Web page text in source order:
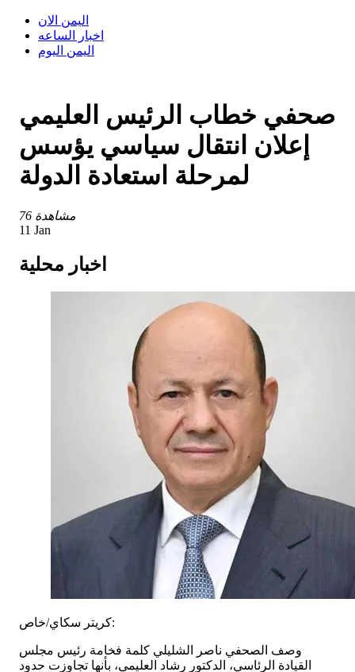
اليمن الان
اخبار الساعه
اليمن اليوم
صحفي خطاب الرئيس العليمي
إعلان انتقال سياسي يؤسس
لمرحلة استعادة الدولة
76 مشاهدة
11 Jan
اخبار محلية
كريتر سكاي/خاص:
​وصف الصحفي ناصر الشليلي كلمة فخامة رئيس مجلس
القيادة الرئاسي، الدكتور رشاد العليمي، بأنها تجاوزت حدود